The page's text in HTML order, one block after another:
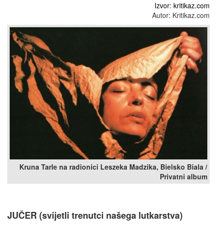
Izvor: kritikaz.com
Autor: Kritikaz.com
Kruna Tarle na radionici Leszeka Madzika, Bielsko Biala /
Privatni album
JUČER (svijetli trenutci našega lutkarstva)